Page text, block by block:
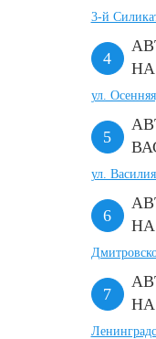
3-й
ул.
ул.
НА